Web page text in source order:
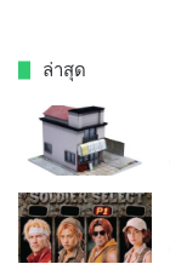
ล่าสุด